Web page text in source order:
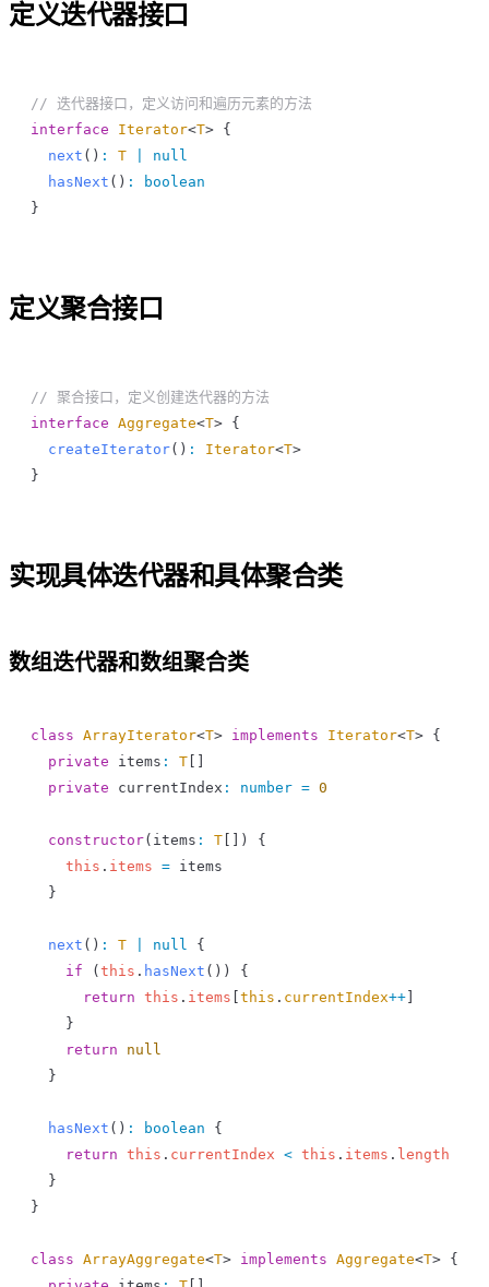
定义迭代器接口
// 迭代器接口，定义访问和遍历元素的方法
interface Iterator<T> {
  next
() : T
null
  hasNext
() :
boolean
}
定义聚合接口
// 聚合接口，定义创建迭代器的方法
interface Aggregate<T> {
  createIterator
() : Iterator<T>
}
实现具体迭代器和具体聚合类
数组迭代器和数组聚合类
class ArrayIterator<T> implements Iterator<T> {
  private
items : T
  private
currentIndex : number = 0
  constructor
( items : T []) {
    this
. items = items
  }
  next
() : T null {
    if
( this . hasNext ()) {
      return
this . items this . currentIndex++
    }
    return
null
  }
  hasNext
() : boolean {
    return
this . currentIndex < this . items . length
  }
}
class ArrayAggregate<T> implements Aggregate<T> {